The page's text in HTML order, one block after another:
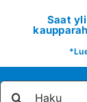
Saat
*